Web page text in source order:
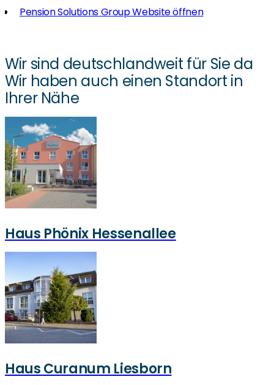
Pension Solutions Group Website öffnen
Wir sind deutschlandweit für Sie da
Wir haben auch einen Standort in
Ihrer Nähe
Haus Phönix Hessenallee
Haus Curanum Liesborn